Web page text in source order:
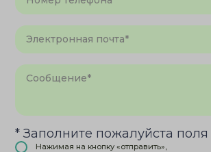
* Заполните пожалуйста поля
Нажимая на кнопку «отправить»,